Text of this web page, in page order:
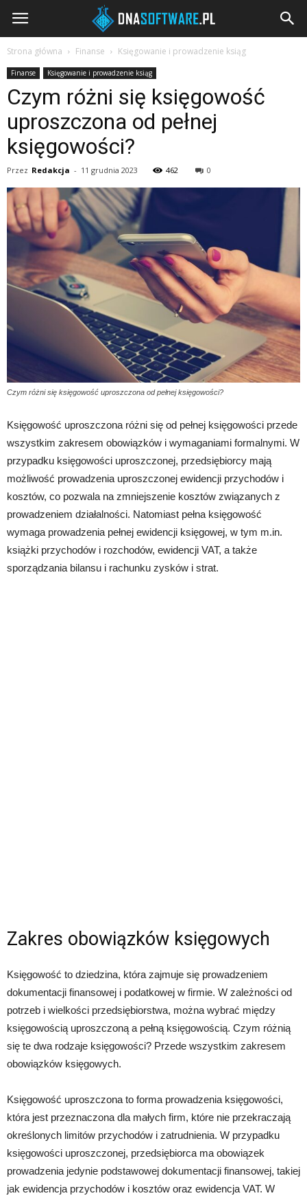
DNAsoftware.pl
Strona główna Finanse Księgowanie i prowadzenie ksiąg
Finanse Księgowanie i prowadzenie ksiąg
Czym różni się księgowość
uproszczona od pełnej
księgowości?
Przez Redakcja - 11 grudnia 2023 462 0
Czym różni się księgowość uproszczona od pełnej księgowości?
Księgowość uproszczona różni się od pełnej księgowości przede
wszystkim zakresem obowiązków i wymaganiami formalnymi. W
przypadku księgowości uproszczonej, przedsiębiorcy mają
możliwość prowadzenia uproszczonej ewidencji przychodów i
kosztów, co pozwala na zmniejszenie kosztów związanych z
prowadzeniem działalności. Natomiast pełna księgowość
wymaga prowadzenia pełnej ewidencji księgowej, w tym m.in.
książki przychodów i rozchodów, ewidencji VAT, a także
sporządzania bilansu i rachunku zysków i strat.
Zakres obowiązków księgowych
Księgowość to dziedzina, która zajmuje się prowadzeniem
dokumentacji finansowej i podatkowej w firmie. W zależności od
potrzeb i wielkości przedsiębiorstwa, można wybrać między
księgowością uproszczoną a pełną księgowością. Czym różnią
się te dwa rodzaje księgowości? Przede wszystkim zakresem
obowiązków księgowych.
Księgowość uproszczona to forma prowadzenia księgowości,
która jest przeznaczona dla małych firm, które nie przekraczają
określonych limitów przychodów i zatrudnienia. W przypadku
księgowości uproszczonej, przedsiębiorca ma obowiązek
prowadzenia jedynie podstawowej dokumentacji finansowej, takiej
jak ewidencja przychodów i kosztów oraz ewidencja VAT. W